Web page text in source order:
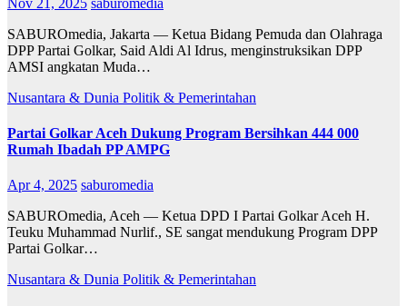
SABUROmedia, Jakarta — Ketua Bidang Pemuda dan Olahraga
DPP Partai Golkar, Said Aldi Al Idrus, menginstruksikan DPP
AMSI angkatan Muda…
Nusantara & Dunia Politik & Pemerintahan
Partai Golkar Aceh Dukung Program Bersihkan 444 000
Rumah Ibadah PP AMPG
Apr 4, 2025 saburomedia
SABUROmedia, Aceh — Ketua DPD I Partai Golkar Aceh H.
Teuku Muhammad Nurlif., SE sangat mendukung Program DPP
Partai Golkar…
Nusantara & Dunia Politik & Pemerintahan